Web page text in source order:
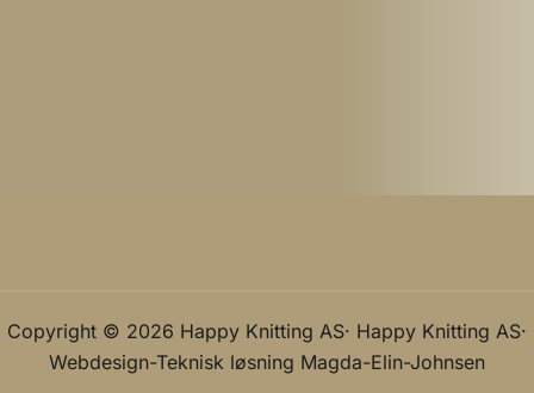
Copyright © 2026 Happy Knitting AS· Happy Knitting AS·
Webdesign-Teknisk løsning Magda-Elin-Johnsen